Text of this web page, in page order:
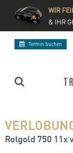
WIR
& IHR
Termin buchen
Rotgold 750